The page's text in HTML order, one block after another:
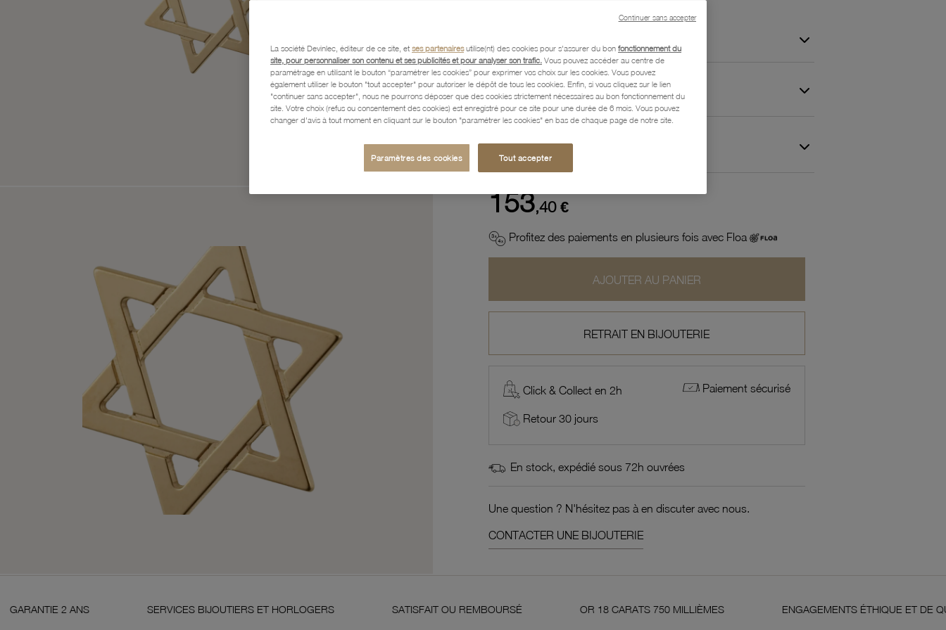
Caractéristiques détaillées
Paiement, Livraison, Retours et Garantie
153,40 €
Profitez des paiements en plusieurs fois avec Floa
AJOUTER AU PANIER
RETRAIT EN BIJOUTERIE
Click & Collect en 2h Paiement sécurisé
Retour 30 jours
En stock, expédié sous 72h ouvrées
Une question ? N'hésitez pas à en discuter avec nous.
CONTACTER UNE BIJOUTERIE
ANS SERVICES BIJOUTIERS ET HORLOGERS SATISFAIT OU REMBOURSÉ OR 18 CARATS 750 MILLIÈMES ENGAGEMENTS ÉTHIQUE ET DE QUALITÉ
La société Devinlec, éditeur de ce site, et ses partenairesutilise(nt) des cookies pour s'assurer du bon fonctionnement du
site, pour personnaliser son contenu et ses publicités et pour analyser son trafic. Vous pouvez accéder au centre de
paramétrage en utilisant le bouton “paramétrer les cookies” pour exprimer vos choix sur les cookies. Vous pouvez
également utiliser le bouton "tout accepter" pour autoriser le dépôt de tous les cookies. Enfin, si vous cliquez sur le lien
"continuer sans accepter", nous ne pourrons déposer que des cookies strictement nécessaires au bon fonctionnement du
site. Votre choix (refus ou consentement des cookies) est enregistré pour ce site pour une durée de 6 mois. Vous pouvez
changer d'avis à tout moment en cliquant sur le bouton "paramétrer les cookies" en bas de chaque page de notre site.
Paramètres des cookies Tout accepter
Continuer sans accepter